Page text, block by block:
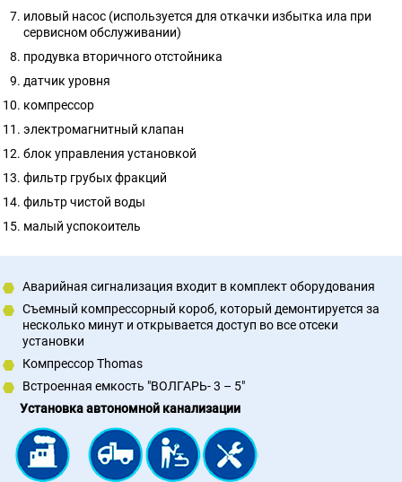
иловый насос (используется для откачки избытка ила при
сервисном обслуживании)
продувка вторичного отстойника
датчик уровня
компрессор
электромагнитный клапан
блок управления установкой
фильтр грубых фракций
фильтр чистой воды
малый успокоитель
Аварийная сигнализация входит в комплект оборудования
Съемный компрессорный короб, который демонтируется за
несколько минут и открывается доступ во все отсеки
установки
Компрессор Thomas
Встроенная емкость "ВОЛГАРЬ- 3 – 5"
Установка автономной канализации